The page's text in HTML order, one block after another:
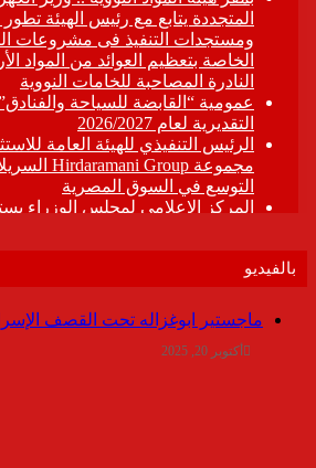
بالفيديو
ماجستير ابوغزاله تحت القصف
أكتوبر 20, 2025